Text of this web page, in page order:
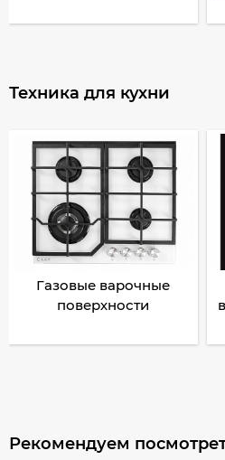
Техника для кухни
Газовые варочные
поверхности
Рекомендуем